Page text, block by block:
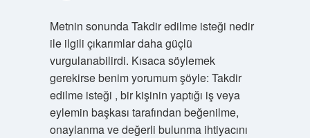
Metnin sonunda Takdir edilme isteği nedir
ile ilgili çıkarımlar daha güçlü
vurgulanabilirdi. Kısaca söylemek
gerekirse benim yorumum şöyle: Takdir
edilme isteği , bir kişinin yaptığı iş veya
eylemin başkası tarafından beğenilme,
onaylanma ve değerli bulunma ihtiyacını